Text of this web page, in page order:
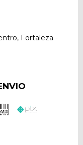
Fortaleza -